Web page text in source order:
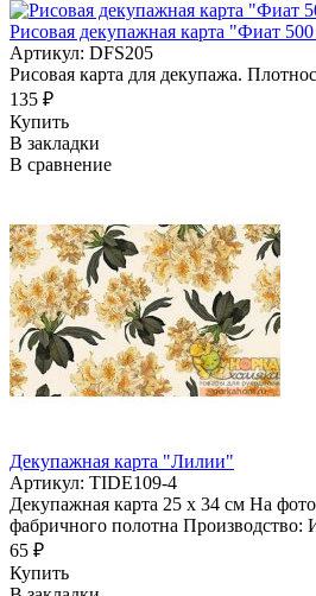
Рисовая декупажная карта "Фиат
Артикул: DFS205
Рисовая карта для декупажа.
135 ₽
Купить
В закладки
В сравнение
Декупажная карта "Лилии"
Артикул: TIDE109-4
Декупажная карта 25 х 34 см На
фабричного полотна Производство:
65 ₽
Купить